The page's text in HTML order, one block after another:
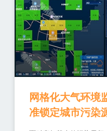
网格化大气环境
准锁定城市污染